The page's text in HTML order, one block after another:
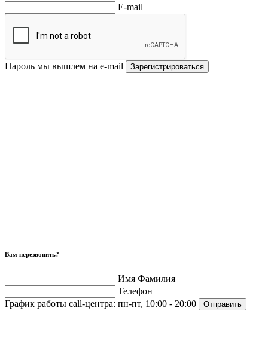
E-mail
Пароль мы вышлем на e-mail Зарегистрироваться
Вам перезвонить?
Имя Фамилия
Телефон
График работы call-центра: пн-пт, 10:00 - 20:00 Отправить